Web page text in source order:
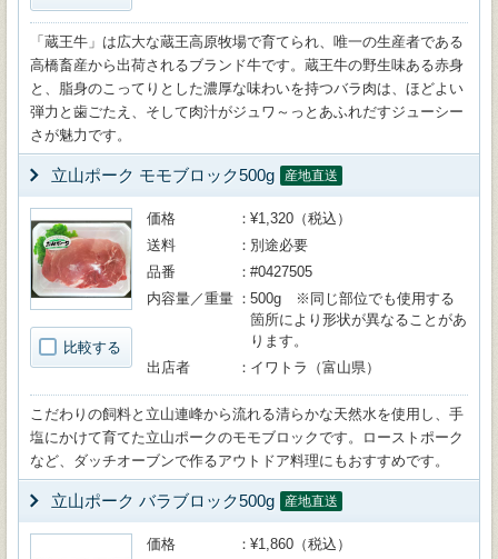
「蔵王牛」は広大な蔵王高原牧場で育てられ、唯一の生産者である
高橋畜産から出荷されるブランド牛です。蔵王牛の野生味ある赤身
と、脂身のこってりとした濃厚な味わいを持つバラ肉は、ほどよい
弾力と歯ごたえ、そして肉汁がジュワ～っとあふれだすジューシー
さが魅力です。
立山ポーク モモブロック500g 産地直送
比較する
価格
¥1,320（税込）
送料
別途必要
品番
#0427505
内容量／重量
500g ※同じ部位でも使用する
箇所により形状が異なることがあ
ります。
出店者
イワトラ（富山県）
こだわりの飼料と立山連峰から流れる清らかな天然水を使用し、手
塩にかけて育てた立山ポークのモモブロックです。ローストポーク
など、ダッチオーブンで作るアウトドア料理にもおすすめです。
立山ポーク バラブロック500g 産地直送
価格
¥1,860（税込）